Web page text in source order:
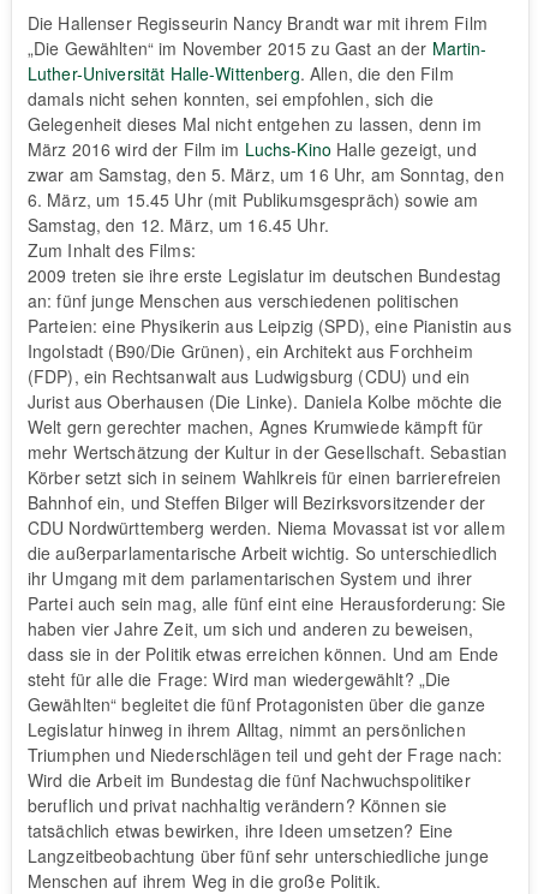
Die Hallenser Regisseurin Nancy Brandt war mit ihrem Film
„Die Gewählten“ im November 2015 zu Gast an der Martin-
Luther-Universität Halle-Wittenberg. Allen, die den Film
damals nicht sehen konnten, sei empfohlen, sich die
Gelegenheit dieses Mal nicht entgehen zu lassen, denn im
März 2016 wird der Film im Luchs-Kino Halle gezeigt, und
zwar am Samstag, den 5. März, um 16 Uhr, am Sonntag, den
6. März, um 15.45 Uhr (mit Publikumsgespräch) sowie am
Samstag, den 12. März, um 16.45 Uhr.
Zum Inhalt des Films:
2009 treten sie ihre erste Legislatur im deutschen Bundestag
an: fünf junge Menschen aus verschiedenen politischen
Parteien: eine Physikerin aus Leipzig (SPD), eine Pianistin aus
Ingolstadt (B90/Die Grünen), ein Architekt aus Forchheim
(FDP), ein Rechtsanwalt aus Ludwigsburg (CDU) und ein
Jurist aus Oberhausen (Die Linke). Daniela Kolbe möchte die
Welt gern gerechter machen, Agnes Krumwiede kämpft für
mehr Wertschätzung der Kultur in der Gesellschaft. Sebastian
Körber setzt sich in seinem Wahlkreis für einen barrierefreien
Bahnhof ein, und Steffen Bilger will Bezirksvorsitzender der
CDU Nordwürttemberg werden. Niema Movassat ist vor allem
die außerparlamentarische Arbeit wichtig. So unterschiedlich
ihr Umgang mit dem parlamentarischen System und ihrer
Partei auch sein mag, alle fünf eint eine Herausforderung: Sie
haben vier Jahre Zeit, um sich und anderen zu beweisen,
dass sie in der Politik etwas erreichen können. Und am Ende
steht für alle die Frage: Wird man wiedergewählt? „Die
Gewählten“ begleitet die fünf Protagonisten über die ganze
Legislatur hinweg in ihrem Alltag, nimmt an persönlichen
Triumphen und Niederschlägen teil und geht der Frage nach:
Wird die Arbeit im Bundestag die fünf Nachwuchspolitiker
beruflich und privat nachhaltig verändern? Können sie
tatsächlich etwas bewirken, ihre Ideen umsetzen? Eine
Langzeitbeobachtung über fünf sehr unterschiedliche junge
Menschen auf ihrem Weg in die große Politik.